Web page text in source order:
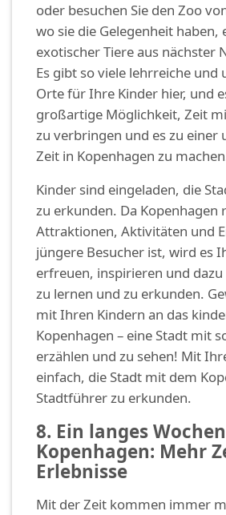
oder besuchen Sie den Zoo
wo sie die Gelegenheit haben,
exotischer Tiere aus nächster
Es gibt so viele lehrreiche und
Orte für Ihre Kinder hier, und
großartige Möglichkeit, Zeit
zu verbringen und es zu einer
Zeit in Kopenhagen zu
Kinder sind eingeladen, die
zu erkunden. Da Kopenhagen
Attraktionen, Aktivitäten und
jüngere Besucher ist, wird es
erfreuen, inspirieren und
zu lernen und zu erkunden.
mit Ihren Kindern an das
Kopenhagen – eine Stadt mit
erzählen und zu sehen! Mit
einfach, die Stadt mit dem
Stadtführer zu erkunden.
8. Ein langes
Kopenhagen: Mehr
Erlebnisse
Mit der Zeit kommen immer